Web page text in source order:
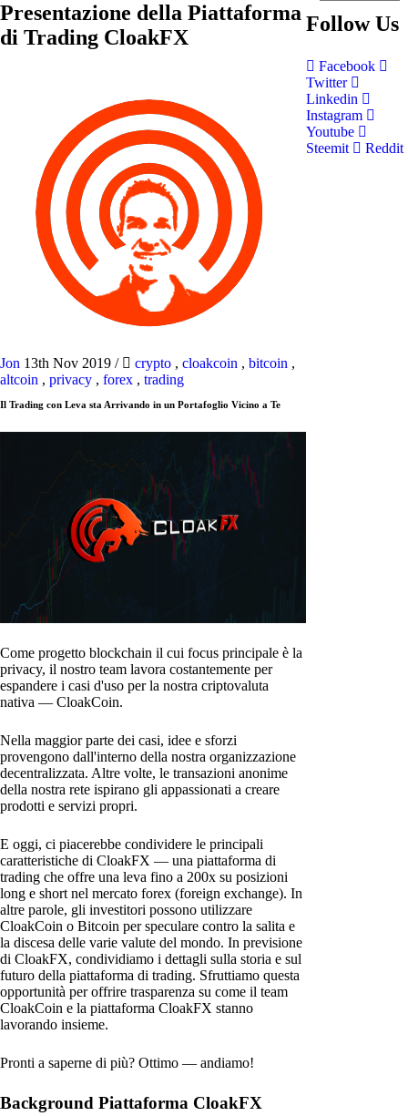
Presentazione della Piattaforma
di Trading CloakFX
Jon 13th Nov 2019 / crypto , cloakcoin , bitcoin ,
altcoin , privacy , forex , trading
Il Trading con Leva sta Arrivando in un Portafoglio Vicino a Te
Come progetto blockchain il cui focus principale è la
privacy, il nostro team lavora costantemente per
espandere i casi d'uso per la nostra criptovaluta
nativa — CloakCoin.
Nella maggior parte dei casi, idee e sforzi
provengono dall'interno della nostra organizzazione
decentralizzata. Altre volte, le transazioni anonime
della nostra rete ispirano gli appassionati a creare
prodotti e servizi propri.
E oggi, ci piacerebbe condividere le principali
caratteristiche di CloakFX — una piattaforma di
trading che offre una leva fino a 200x su posizioni
long e short nel mercato forex (foreign exchange). In
altre parole, gli investitori possono utilizzare
CloakCoin o Bitcoin per speculare contro la salita e
la discesa delle varie valute del mondo. In previsione
di CloakFX, condividiamo i dettagli sulla storia e sul
futuro della piattaforma di trading. Sfruttiamo questa
opportunità per offrire trasparenza su come il team
CloakCoin e la piattaforma CloakFX stanno
lavorando insieme.
Pronti a saperne di più? Ottimo — andiamo!
Background Piattaforma CloakFX
Follow Us
Facebook
Twitter
Linkedin
Instagram
Youtube
Steemit
Reddit